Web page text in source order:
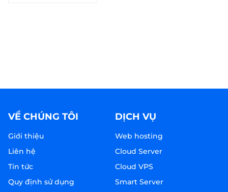
VỀ CHÚNG TÔI
Giới thiệu
Liên hệ
Tin tức
Quy định sử dụng
DỊCH VỤ
Web hosting
Cloud Server
Cloud VPS
Smart Server